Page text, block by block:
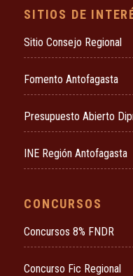
SITIOS DE
Sitio Consejo Regional
Fomento Antofagasta
Presupuesto Abierto
INE Región Antofagasta
CONCURSOS
Concursos 8% FNDR
Concurso Fic Regional